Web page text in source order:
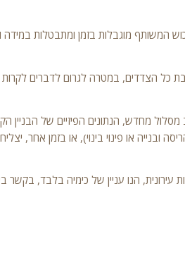
המשותף מוגבלות בזמן ומתבטלות במידה
כל הצדדים, במטרה לגרום לדברים
מחדש, הנתונים הפיזיים של הבניין
מסלול התחדשות עירונית אחר (תמ"א 38 תוספת או הריסה ובנייה או פינוי בינוי),
הנו עניין של כימיה בלבד, בקשר